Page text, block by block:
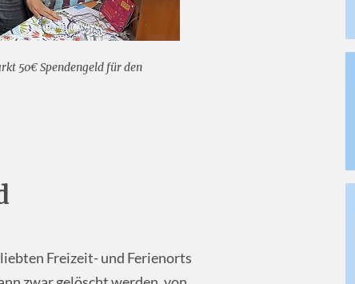
50€ Spendengeld für den
Freizeit- und Ferienorts